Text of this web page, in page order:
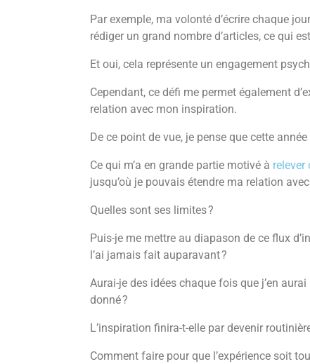
Par exemple, ma volonté d’écrire chaque
rédiger un grand nombre d’articles, ce qui
Et oui, cela représente un engagement
Cependant, ce défi me permet également
relation avec mon inspiration.
De ce point de vue, je pense que cette
Ce qui m’a en grande partie motivé à relever
jusqu’où je pouvais étendre ma relation
Quelles sont ses limites ?
Puis-je me mettre au diapason de ce flux
l’ai jamais fait auparavant ?
Aurai-je des idées chaque fois que j’en
donné ?
L’inspiration finira-t-elle par devenir
Comment faire pour que l’expérience soit